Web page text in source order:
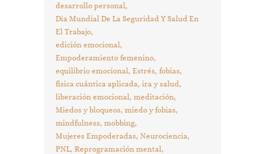
desarrollo personal
Día Mundial De La Seguridad Y Salud En
El Trabajo
edición emocional
Empoderamiento femenino
equilibrio emocional Estrés fobias
física cuántica aplicada ira y salud
liberación emocional meditación
Miedos y bloqueos miedo y fobias
mindfulness mobbing
Mujeres Empoderadas Neurociencia
PNL Reprogramación mental